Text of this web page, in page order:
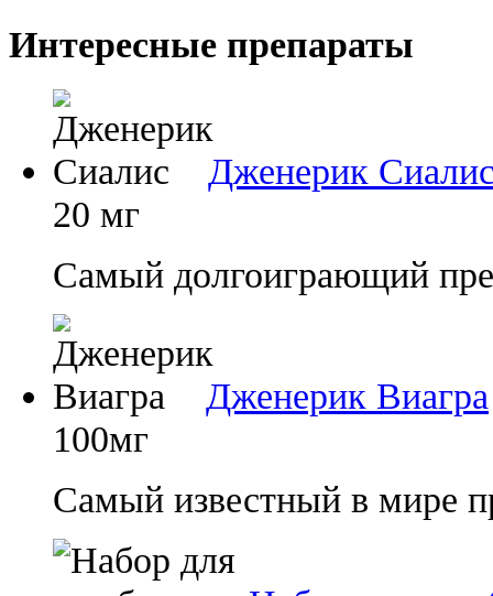
Интересные препараты
Дженерик
20 мг
Самый долгоиграющий
Дженерик Виагра
100мг
Самый известный в мире